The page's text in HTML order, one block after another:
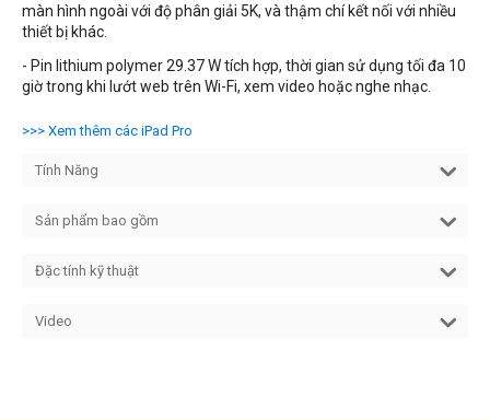
màn hình ngoài với độ phân giải 5K, và thậm chí kết nối với nhiều
thiết bị khác.
- Pin lithium polymer 29.37 W tích hợp, thời gian sử dụng tối đa 10
giờ trong khi lướt web trên Wi-Fi, xem video hoặc nghe nhạc.
>>> Xem thêm các iPad Pro
Tính Năng
Sản phẩm bao gồm
Đặc tính kỹ thuật
Video